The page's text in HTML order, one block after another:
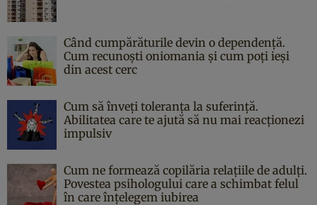
Când cumpărăturile devin o dependență.
Cum recunoști oniomania și cum poți ieși
din acest cerc
Cum să înveți toleranța la suferință.
Abilitatea care te ajută să nu mai reacționezi
impulsiv
Cum ne formează copilăria relațiile de adulți.
Povestea psihologului care a schimbat felul
în care înțelegem iubirea